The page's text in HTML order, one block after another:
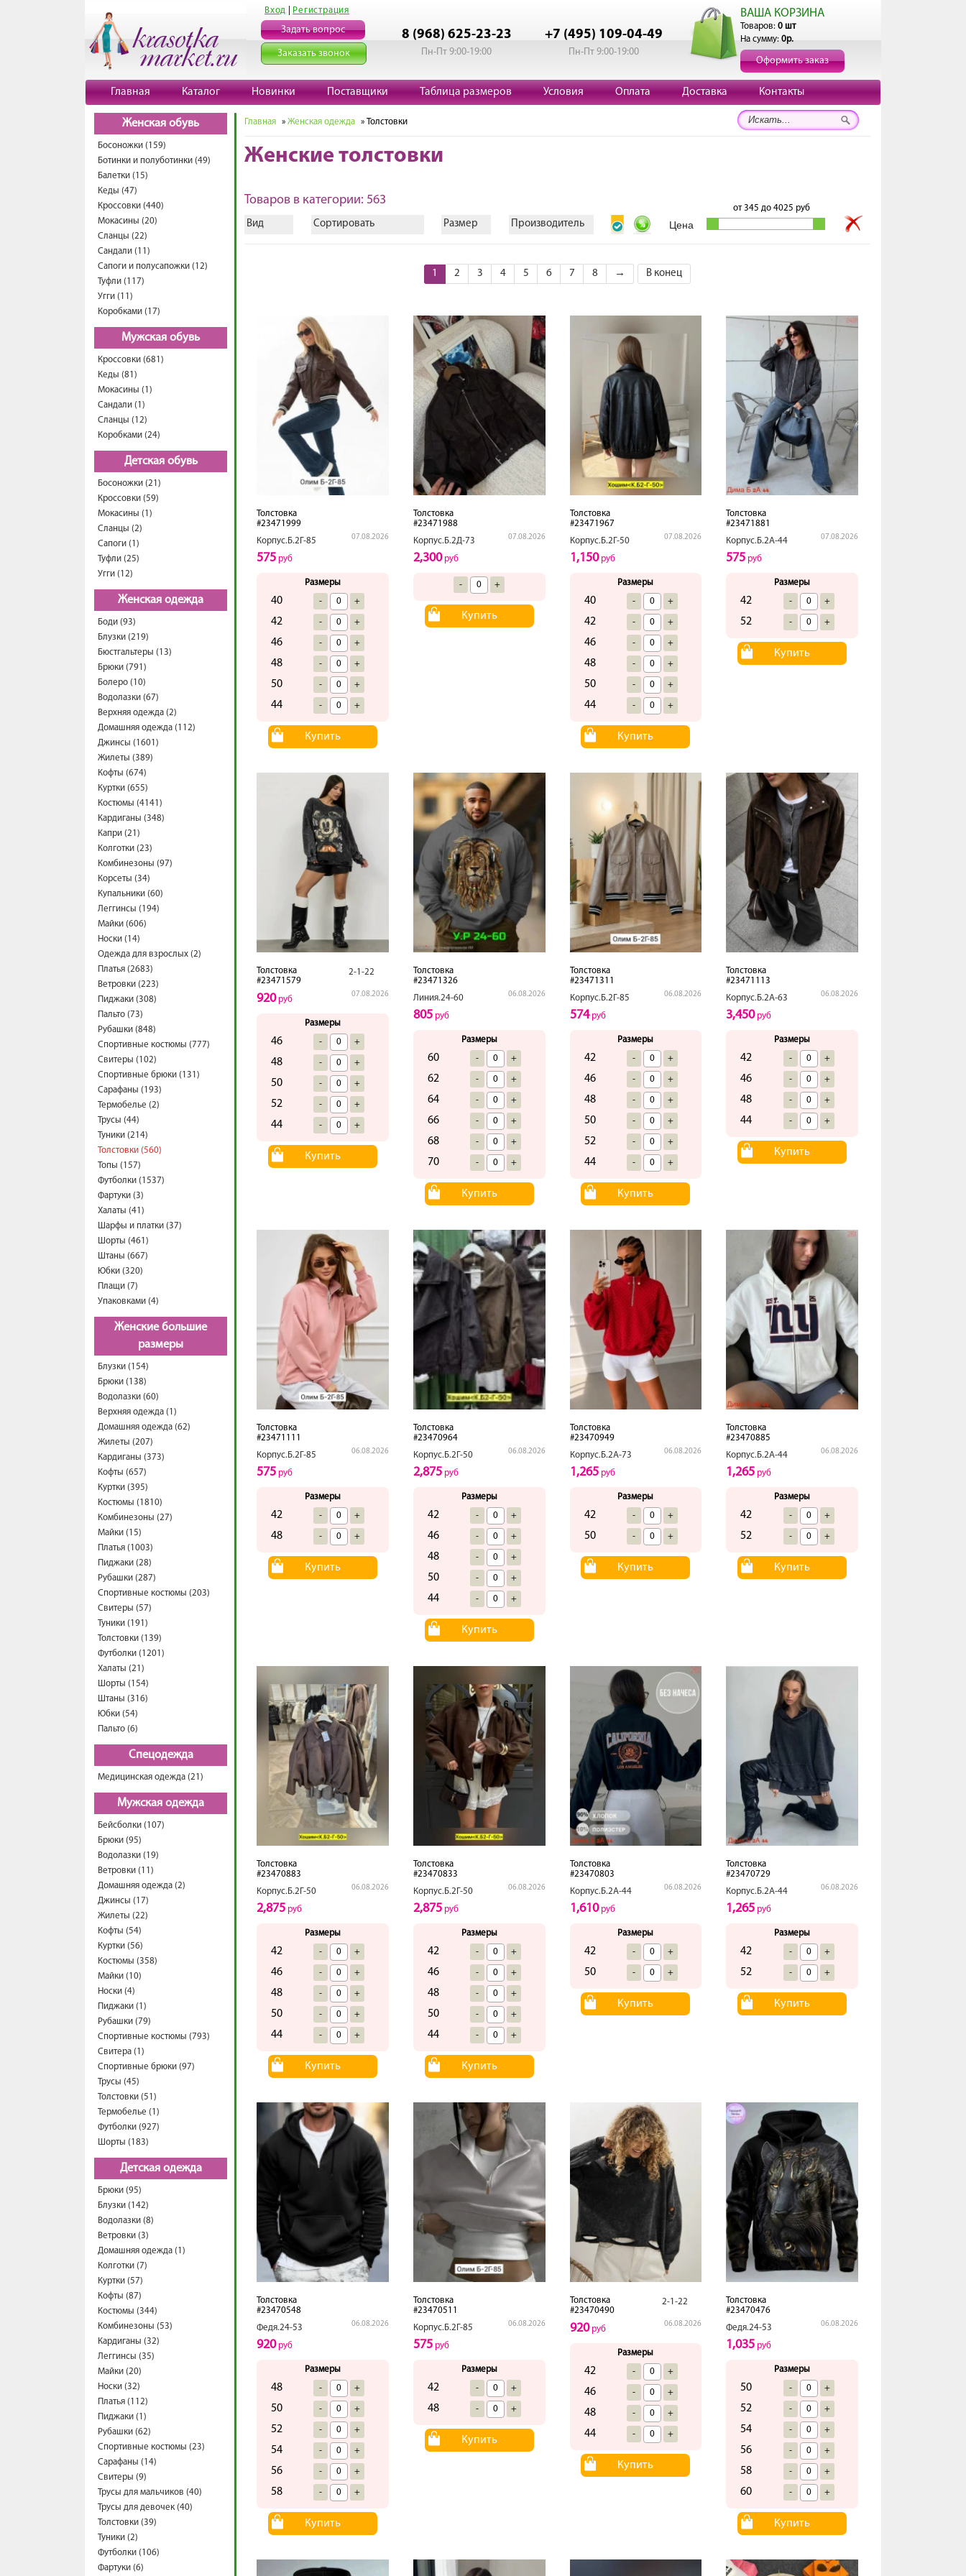
Вход Регистрация
Задать вопрос
Заказать звонок
8 (968) 625-23-23
Пн-Пт 9:00-19:00
+7 (495) 109-04-49
Пн-Пт 9:00-19:00
ВАША КОРЗИНА
Товаров: 0 шт
На сумму: 0р.
Оформить заказ
Главная Каталог Новинки Поставщики Таблица размеров Условия Оплата Доставка Контакты
Женская обувь
Босоножки (159)
Ботинки и полуботинки (49)
Балетки (15)
Кеды (47)
Кроссовки (440)
Мокасины (20)
Сланцы (22)
Сандали (11)
Сапоги и полусапожки (12)
Туфли (117)
Угги (11)
Коробками (17)
Мужская обувь
Кроссовки (681)
Кеды (81)
Мокасины (1)
Сандали (1)
Сланцы (12)
Коробками (24)
Детская обувь
Босоножки (21)
Кроссовки (59)
Мокасины (1)
Сланцы (2)
Сапоги (1)
Туфли (25)
Угги (12)
Женская одежда
Боди (93)
Блузки (219)
Бюстгальтеры (13)
Брюки (791)
Болеро (10)
Водолазки (67)
Верхняя одежда (2)
Домашняя одежда (112)
Джинсы (1601)
Жилеты (389)
Кофты (674)
Куртки (655)
Костюмы (4141)
Кардиганы (348)
Капри (21)
Колготки (23)
Комбинезоны (97)
Корсеты (34)
Купальники (60)
Леггинсы (194)
Майки (606)
Носки (14)
Одежда для взрослых (2)
Платья (2683)
Ветровки (223)
Пиджаки (308)
Пальто (73)
Рубашки (848)
Спортивные костюмы (777)
Свитеры (102)
Спортивные брюки (131)
Сарафаны (193)
Термобелье (2)
Трусы (44)
Туники (214)
Толстовки (560)
Топы (157)
Футболки (1537)
Фартуки (3)
Халаты (41)
Шарфы и платки (37)
Шорты (461)
Штаны (667)
Юбки (320)
Плащи (7)
Упаковками (4)
Женские большие
размеры
Блузки (154)
Брюки (138)
Водолазки (60)
Верхняя одежда (1)
Домашняя одежда (62)
Жилеты (207)
Кардиганы (373)
Кофты (657)
Куртки (395)
Костюмы (1810)
Комбинезоны (27)
Майки (15)
Платья (1003)
Пиджаки (28)
Рубашки (287)
Спортивные костюмы (203)
Свитеры (57)
Туники (191)
Толстовки (139)
Футболки (1201)
Халаты (21)
Шорты (154)
Штаны (316)
Юбки (54)
Пальто (6)
Спецодежда
Медицинская одежда (21)
Мужская одежда
Бейсболки (107)
Брюки (95)
Водолазки (19)
Ветровки (11)
Домашняя одежда (2)
Джинсы (17)
Жилеты (22)
Кофты (54)
Куртки (56)
Костюмы (358)
Майки (10)
Носки (4)
Пиджаки (1)
Рубашки (79)
Спортивные костюмы (793)
Свитера (1)
Спортивные брюки (97)
Трусы (45)
Толстовки (51)
Термобелье (1)
Футболки (927)
Шорты (183)
Детская одежда
Брюки (95)
Блузки (142)
Водолазки (8)
Ветровки (3)
Домашняя одежда (1)
Колготки (7)
Куртки (57)
Кофты (87)
Костюмы (344)
Комбинезоны (53)
Кардиганы (32)
Леггинсы (35)
Майки (20)
Носки (32)
Платья (112)
Пиджаки (1)
Рубашки (62)
Спортивные костюмы (23)
Сарафаны (14)
Свитеры (9)
Трусы для мальчиков (40)
Трусы для девочек (40)
Толстовки (39)
Туники (2)
Футболки (106)
Фартуки (6)
Главная » Женская одежда » Толстовки
Женские толстовки
Товаров в категории: 563
Вид Сортировать Размер Производитель
от345 до 4025 руб
1 2 3 4 5 6 7 8 → В конец
Толстовка
#23471999
Корпус.Б.2Г-85
07.08.2026
575 руб
Размеры
40 - +
42 - +
46 - +
48 - +
50 - +
44 - +
Купить
Толстовка
#23471988
Корпус.Б.2Д-73
07.08.2026
2,300руб
- +
Купить
Толстовка
#23471967
Корпус.Б.2Г-50
07.08.2026
1,150руб
Размеры
40 - +
42 - +
46 - +
48 - +
50 - +
44 - +
Купить
Толстовка
#23471881
Корпус.Б.2А-44
07.08.2026
575 руб
Размеры
42 - +
52 - +
Купить
Толстовка
#23471579
2-1-22
07.08.2026
920руб
Размеры
46 - +
48 - +
50 - +
52 - +
44 - +
Купить
Толстовка
#23471326
Линия.24-60
06.08.2026
805руб
Размеры
60 - +
62 - +
64 - +
66 - +
68 - +
70 - +
Купить
Толстовка
#23471311
Корпус.Б.2Г-85
06.08.2026
574руб
Размеры
42 - +
46 - +
48 - +
50 - +
52 - +
44 - +
Купить
Толстовка
#23471113
Корпус.Б.2А-63
06.08.2026
3,450руб
Размеры
42 - +
46 - +
48 - +
44 - +
Купить
Толстовка
#23471111
Корпус.Б.2Г-85
06.08.2026
575 руб
Размеры
42 - +
48 - +
Купить
Толстовка
#23470964
Корпус.Б.2Г-50
06.08.2026
2,875руб
Размеры
42 - +
46 - +
48 - +
50 - +
44 - +
Купить
Толстовка
#23470949
Корпус.Б.2А-73
06.08.2026
1,265руб
Размеры
42 - +
50 - +
Купить
Толстовка
#23470885
Корпус.Б.2А-44
06.08.2026
1,265 руб
Размеры
42 - +
52 - +
Купить
Толстовка
#23470883
Корпус.Б.2Г-50
06.08.2026
2,875 руб
Размеры
42 - +
46 - +
48 - +
50 - +
44 - +
Купить
Толстовка
#23470833
Корпус.Б.2Г-50
06.08.2026
2,875руб
Размеры
42 - +
46 - +
48 - +
50 - +
44 - +
Купить
Толстовка
#23470803
Корпус.Б.2А-44
06.08.2026
1,610руб
Размеры
42 - +
50 - +
Купить
Толстовка
#23470729
Корпус.Б.2А-44
06.08.2026
1,265 руб
Размеры
42 - +
52 - +
Купить
Толстовка
#23470548
Федя.24-53
06.08.2026
920руб
Размеры
48 - +
50 - +
52 - +
54 - +
56 - +
58 - +
Купить
Толстовка
#23470511
Корпус.Б.2Г-85
06.08.2026
575руб
Размеры
42 - +
48 - +
Купить
Толстовка
#23470490
2-1-22
06.08.2026
920руб
Размеры
42 - +
46 - +
48 - +
44 - +
Купить
Толстовка
#23470476
Федя.24-53
06.08.2026
1,035 руб
Размеры
50 - +
52 - +
54 - +
56 - +
58 - +
60 - +
Купить